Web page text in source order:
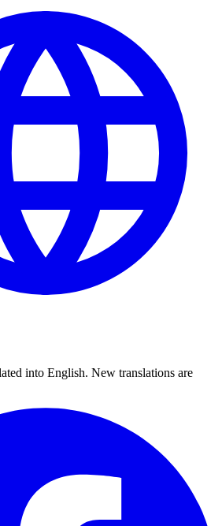
into English. New translations are